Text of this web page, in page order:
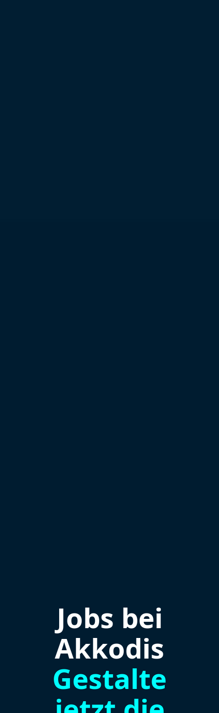
Jobs bei
Akkodis
Gestalte